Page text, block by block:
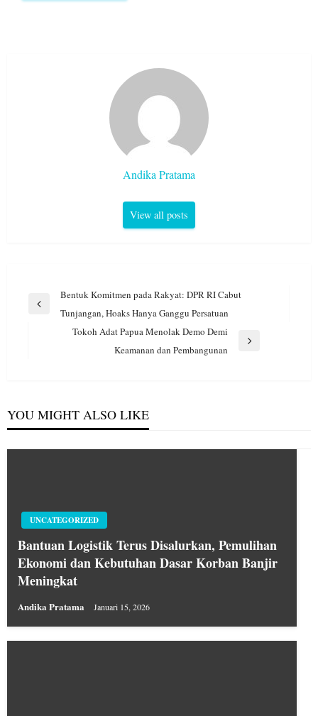
Andika Pratama
View all posts
Navigasi
pos
Previous
Bentuk Komitmen pada Rakyat: DPR RI Cabut
Tunjangan, Hoaks Hanya Ganggu Persatuan
Tokoh Adat Papua Menolak Demo Demi
Keamanan dan Pembangunan
YOU MIGHT ALSO LIKE
UNCATEGORIZED
Bantuan Logistik Terus Disalurkan, Pemulihan
Ekonomi dan Kebutuhan Dasar Korban Banjir
Meningkat
Andika Pratama Januari 15, 2026